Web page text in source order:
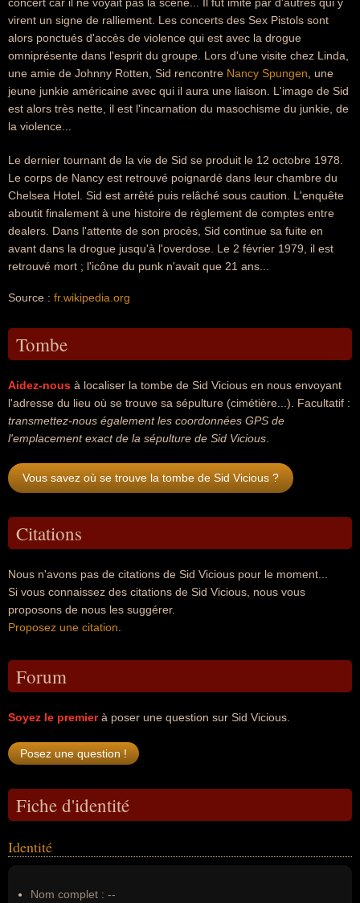
virent un signe de ralliement. Les concerts des Sex Pistols sont
alors ponctués d'accès de violence qui est avec la drogue
omniprésente dans l'esprit du groupe. Lors d'une visite chez Linda,
une amie de Johnny Rotten, Sid rencontre Nancy Spungen , une
jeune junkie américaine avec qui il aura une liaison. L'image de Sid
est alors très nette, il est l'incarnation du masochisme du junkie, de
la violence...
Le dernier tournant de la vie de Sid se produit le 12 octobre 1978.
Le corps de Nancy est retrouvé poignardé dans leur chambre du
Chelsea Hotel. Sid est arrêté puis relâché sous caution. L'enquête
aboutit finalement à une histoire de règlement de comptes entre
dealers. Dans l'attente de son procès, Sid continue sa fuite en
avant dans la drogue jusqu'à l'overdose. Le 2 février 1979, il est
retrouvé mort ; l'icône du punk n'avait que 21 ans...
Source : fr.wikipedia.org
Tombe
Aidez-nous à localiser la tombe de Sid Vicious en nous envoyant
l'adresse du lieu où se trouve sa sépulture (cimétière...). Facultatif :
transmettez-nous également les coordonnées GPS de
l'emplacement exact de la sépulture de Sid Vicious
Vous savez où se trouve la tombe de Sid Vicious ?
Citations
Nous n'avons pas de citations de Sid Vicious pour le moment...
Si vous connaissez des citations de Sid Vicious, nous vous
proposons de nous les suggérer.
Proposez une citation
Forum
Soyez le premierà poser une question sur Sid Vicious.
Fiche d'identité
Identité
Nom complet : --